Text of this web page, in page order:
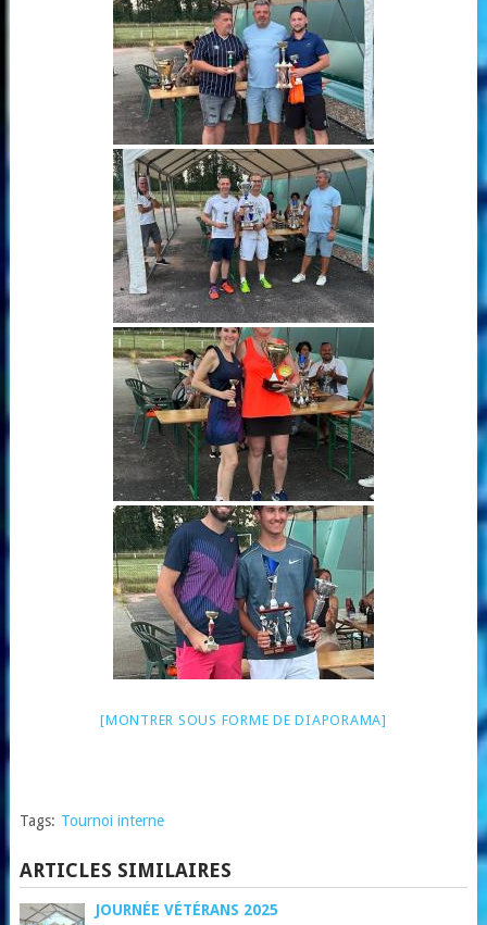
[MONTRER SOUS FORME DE DIAPORAMA]
Tags: Tournoi interne
ARTICLES SIMILAIRES
JOURNÉE VÉTÉRANS 2025